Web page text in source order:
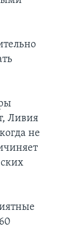
Ливия
не